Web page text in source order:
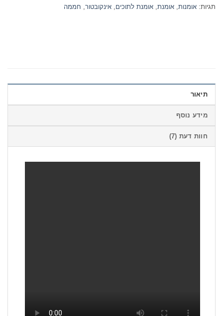
תגיות: אומנות, אומנת, אומנת לתוכים, אינקובטור, חממה
תיאור
מידע נוסף
חוות דעת (7)